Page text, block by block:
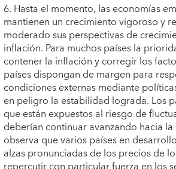
6. Hasta el momento, las economías
mantienen un crecimiento vigoroso y
moderado sus perspectivas de
inflación. Para muchos países la
contener la inflación y corregir los
países dispongan de margen para
condiciones externas mediante
en peligro la estabilidad lograda. Los
que están expuestos al riesgo de
deberían continuar avanzando hacia
observa que varios países en
alzas pronunciadas de los precios de